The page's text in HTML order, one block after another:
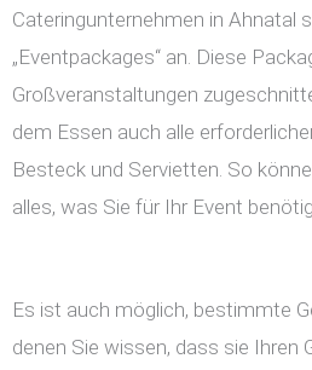
Cateringunternehmen in Ahnatal
„Eventpackages“ an. Diese
Großveranstaltungen
dem Essen auch alle
Besteck und Servietten. So
alles, was Sie für Ihr Event
Es ist auch möglich, bestimmte
denen Sie wissen, dass sie Ihren